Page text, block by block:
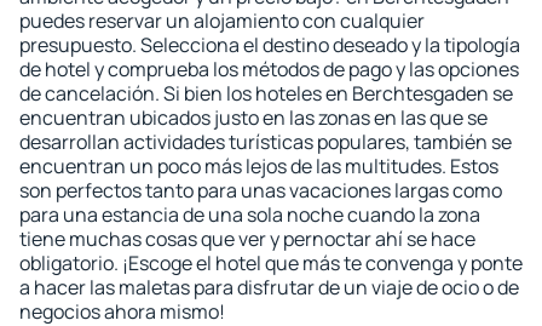
puedes reservar un alojamiento con cualquier
presupuesto. Selecciona el destino deseado y la tipología
de hotel y comprueba los métodos de pago y las opciones
de cancelación. Si bien los hoteles en Berchtesgaden se
encuentran ubicados justo en las zonas en las que se
desarrollan actividades turísticas populares, también se
encuentran un poco más lejos de las multitudes. Estos
son perfectos tanto para unas vacaciones largas como
para una estancia de una sola noche cuando la zona
tiene muchas cosas que ver y pernoctar ahí se hace
obligatorio. ¡Escoge el hotel que más te convenga y ponte
a hacer las maletas para disfrutar de un viaje de ocio o de
negocios ahora mismo!